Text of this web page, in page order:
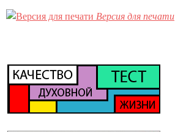
Версия для печати